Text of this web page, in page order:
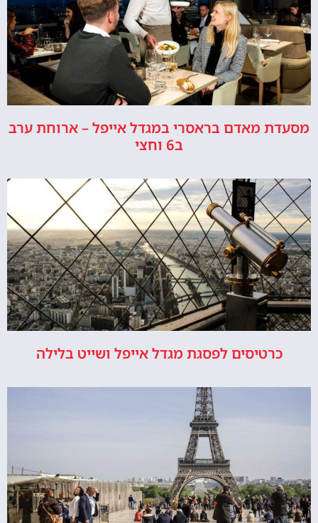
מסעדת מאדם בראסרי במגדל אייפל – ארוחת ערב
ב6 וחצי
כרטיסים לפסגת מגדל אייפל ושייט בלילה